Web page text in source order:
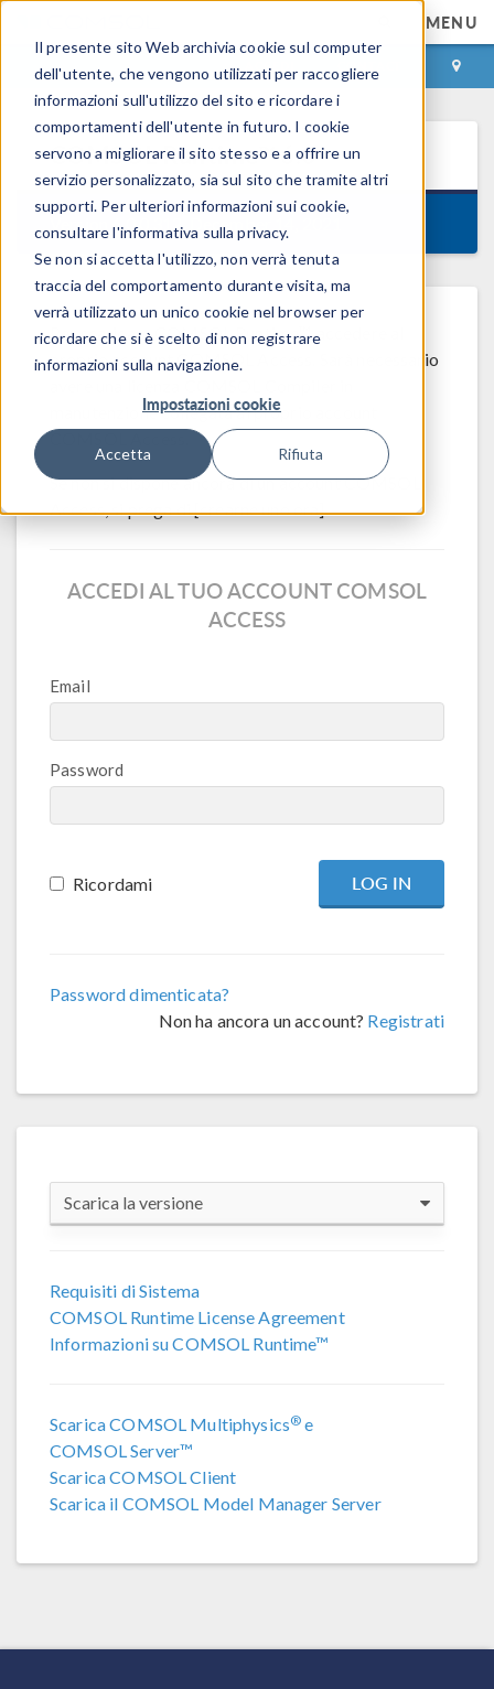
Il presente sito Web archivia cookie sul computer
dell'utente, che vengono utilizzati per raccogliere
informazioni sull'utilizzo del sito e ricordare i
comportamenti dell'utente in futuro. I cookie
servono a migliorare il sito stesso e a offrire un
servizio personalizzato, sia sul sito che tramite altri
supporti. Per ulteriori informazioni sui cookie,
consultare l'informativa sulla privacy.
Se non si accetta l'utilizzo, non verrà tenuta
traccia del comportamento durante visita, ma
verrà utilizzato un unico cookie nel browser per
ricordare che si è scelto di non registrare
informazioni sulla navigazione.
Impostazioni cookie
Accetta Rifiuta
MENU
ACCEDI CONTACT
COMSOL Runtime™6.0
Version 6.0.0.312, December 14, 2021
Per scaricare COMSOL Runtime™, accedere al
proprio account COMSOL Access. Sarà necessario
manutenzione collegata al proprio account
COMSOL Access.
Se non si dispone ancora di un account COMSOL
Access, si prega di [crearne uno ora].
ACCEDI AL TUO ACCOUNT COMSOL
ACCESS
Email
Password
Ricordami
Password dimenticata?
Non ha ancora un account? Registrati
Scarica la versione
COMSOL 6.3
COMSOL 6.2 Update 3(6.2.0.415)
COMSOL 6.2 Update 2
COMSOL 6.2(6.2.0.278)
Requisiti di Sistema
COMSOL Runtime License Agreement
Informazioni su COMSOL Runtime™
Scarica COMSOL Multiphysics® e
COMSOL Server™
Scarica COMSOL Client
Scarica il COMSOL Model Manager Server